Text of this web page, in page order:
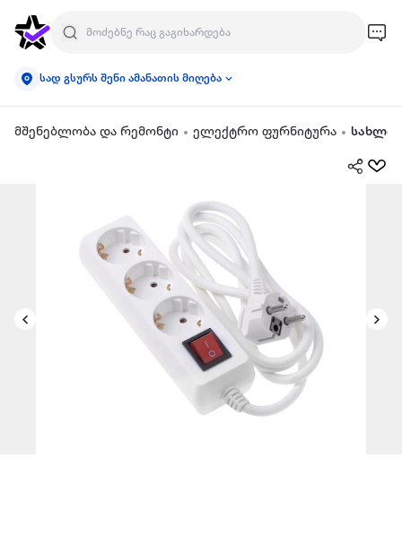
სად გსურს შენი ამანათის მიღება
მშენებლობა და რემონტი ელექტრო ფურნიტურა